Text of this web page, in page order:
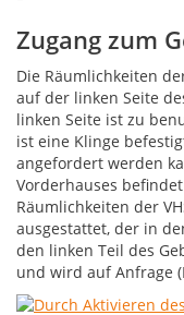
Zugang zum
Die Räumlichkeiten
auf der linken Seite
linken Seite ist zu
ist eine Klinge
angefordert werden
Vorderhauses
Räumlichkeiten der
ausgestattet, der in
den linken Teil des
und wird auf Anfrage